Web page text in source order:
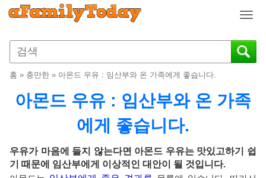
T
g
g
n
a
g
a
홈 » 충만한 » 아몬드 우유 : 임산부와 온 가족에게 좋습니다.
아몬드 우유 : 임산부와 온 가족
에게 좋습니다.
우유가 마음에 들지 않는다면 아몬드 우유는 맛있고하기 쉽
기 때문에 임산부에게 이상적인 대안이 될 것입니다.